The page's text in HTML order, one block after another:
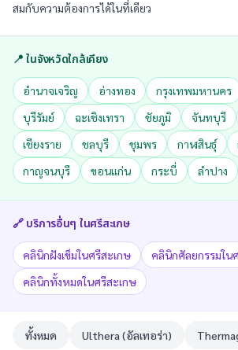
สมกับความต้องการได้ในที่เดียว
📍 ในจังหวัดใกล้เคียง
อำนาจเจริญ อ่างทอง กรุงเทพมหานคร
บุรีรัมย์
ฉะเชิงเทรา ชัยภูมิ จันทบุรี
เชียงราย
ชลบุรี ชุมพร กาฬสินธุ์
กาญจนบุรี
ขอนแก่น กระบี่ ลำปาง
🔗 บริการอื่นๆ ในศรีสะเกษ
คลินิกฝังเข็มในศรีสะเกษ
คลินิกศัลยกรรมใน
คลินิกทั้งหมดในศรีสะเกษ
ทั้งหมด Ulthera (อัลเทอร่า)